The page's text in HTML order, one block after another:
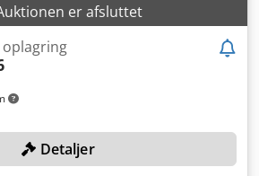
er afsluttet
Detaljer